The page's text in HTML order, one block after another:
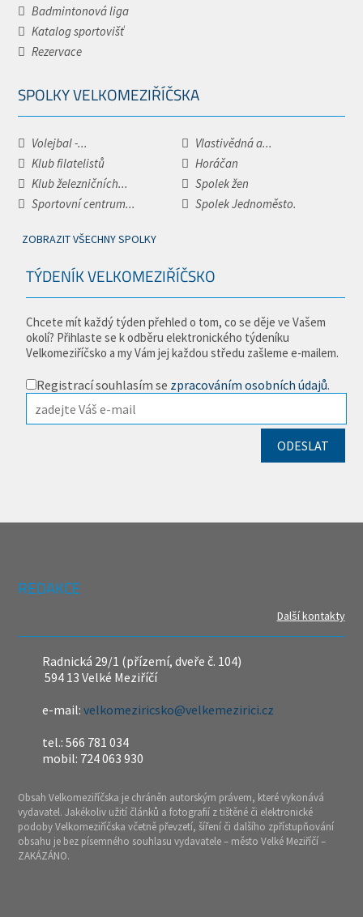
Badmintonová liga
Katalog sportovišť
Rezervace
SPOLKY VELKOMEZIŘÍČSKA
Volejbal -...
Vlastivědná a...
Klub filatelistů
Horáčan
Klub železničních...
Spolek žen
Sportovní centrum...
Spolek Jednoměsto.
ZOBRAZIT VŠECHNY SPOLKY
TÝDENÍK VELKOMEZIŘÍČSKO
Chcete mít každý týden přehled o tom, co se děje ve Vašem
okolí? Přihlaste se k odběru elektronického týdeníku
Velkomeziříčsko a my Vám jej každou středu zašleme e-mailem.
Registrací souhlasím se zpracováním osobních údajů.
REDAKCE
Další kontakty
Radnická 29/1 (přízemí, dveře č. 104)
594 13 Velké Meziříčí
e-mail:velkomeziricsko@velkemezirici.cz
tel.: 566 781 034
mobil: 724 063 930
Obsah Velkomeziříčska je chráněn autorským právem, které vykonává
vydavatel. Jakékoliv užití článků a fotografií z tištěné či elektronické
podoby Velkomeziříčska včetně převzetí, šíření či dalšího zpřístupňování
obsahu je bez písemného souhlasu vydavatele – město Velké Meziříčí –
ZAKÁZÁNO.